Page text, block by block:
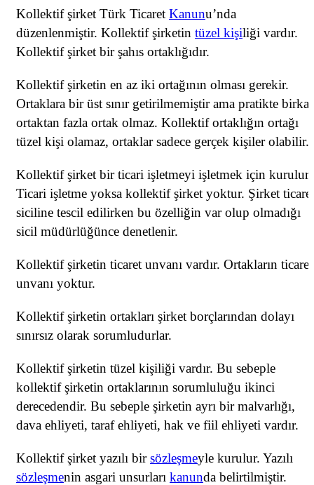
Kollektif şirket Türk Ticaret Kanunu’nda
düzenlenmiştir. Kollektif şirketin tüzel kişiliği vardır.
Kollektif şirket bir şahıs ortaklığıdır.
Kollektif şirketin en az iki ortağının olması gerekir.
Ortaklara bir üst sınır getirilmemiştir ama pratikte birkaç
ortaktan fazla ortak olmaz. Kollektif ortaklığın ortağı
tüzel kişi olamaz, ortaklar sadece gerçek kişiler olabilir.
Kollektif şirket bir ticari işletmeyi işletmek için kurulur.
Ticari işletme yoksa kollektif şirket yoktur. Şirket ticaret
siciline tescil edilirken bu özelliğin var olup olmadığı
sicil müdürlüğünce denetlenir.
Kollektif şirketin ticaret unvanı vardır. Ortakların ticaret
unvanı yoktur.
Kollektif şirketin ortakları şirket borçlarından dolayı
sınırsız olarak sorumludurlar.
Kollektif şirketin tüzel kişiliği vardır. Bu sebeple
kollektif şirketin ortaklarının sorumluluğu ikinci
derecedendir. Bu sebeple şirketin ayrı bir malvarlığı,
dava ehliyeti, taraf ehliyeti, hak ve fiil ehliyeti vardır.
Kollektif şirket yazılı birsözleşmeyle kurulur. Yazılı
sözleşmenin asgari unsurları kanunda belirtilmiştir.